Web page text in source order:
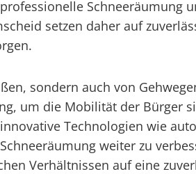
Schneeräumung
setzen daher auf
sondern auch von
um die Mobilität der Bürger
Technologien wie
weiter zu
Verhältnissen auf eine